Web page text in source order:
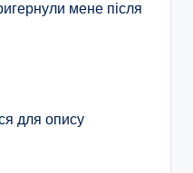
мене після
для опису